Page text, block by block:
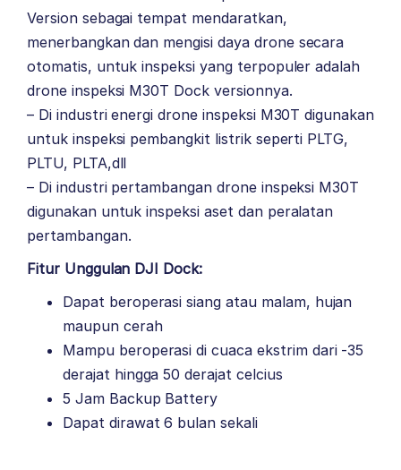
Version sebagai tempat mendaratkan,
menerbangkan dan mengisi daya drone secara
otomatis, untuk inspeksi yang terpopuler adalah
drone inspeksi M30T Dock versionnya.
– Di industri energi drone inspeksi M30T digunakan
untuk inspeksi pembangkit listrik seperti PLTG,
PLTU, PLTA,dll
– Di industri pertambangan drone inspeksi M30T
digunakan untuk inspeksi aset dan peralatan
pertambangan.
Fitur Unggulan DJI Dock:
Dapat beroperasi siang atau malam, hujan
maupun cerah
Mampu beroperasi di cuaca ekstrim dari -35
derajat hingga 50 derajat celcius
5 Jam Backup Battery
Dapat dirawat 6 bulan sekali